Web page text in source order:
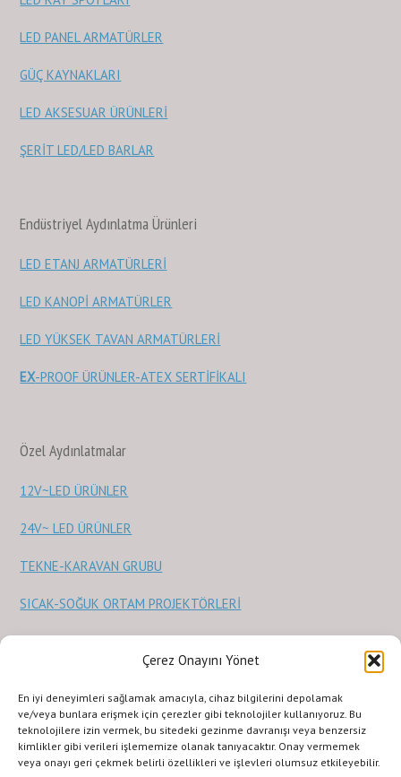
Çerez Onayını Yönet
En iyi deneyimleri sağlamak amacıyla, cihaz bilgilerini depolamak
ve/veya bunlara erişmek için çerezler gibi teknolojiler kullanıyoruz. Bu
teknolojilere izin vermek, bu sitedeki gezinme davranışı veya benzersiz
kimlikler gibi verileri işlememize olanak tanıyacaktır. Onay vermemek
veya onayı geri çekmek belirli özellikleri ve işlevleri olumsuz etkileyebilir.
LED PANEL ARMATÜRLER
GÜÇ KAYNAKLARI
LED AKSESUAR ÜRÜNLERİ
ŞERİT LED/LED BARLAR
Endüstriyel Aydınlatma Ürünleri
LED ETANJ ARMATÜRLERİ
LED KANOPİ ARMATÜRLER
LED YÜKSEK TAVAN ARMATÜRLERİ
EX-PROOF ÜRÜNLER-ATEX SERTİFİKALI
Özel Aydınlatmalar
12V~LED ÜRÜNLER
24V~ LED ÜRÜNLER
TEKNE-KARAVAN GRUBU
SICAK-SOĞUK ORTAM PROJEKTÖRLERİ
STERİLİZASYON ve SAĞLIK ÜRÜNLERİ